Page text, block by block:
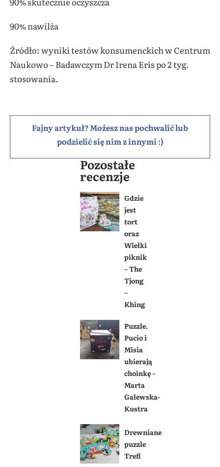
90% nawilża
Źródło: wyniki testów konsumenckich w Centrum
Naukowo – Badawczym Dr Irena Eris po 2 tyg.
stosowania.
Fajny artykuł? Możesz nas pochwalić lub
podzielić się nim z innymi :)
Pozostałe
recenzje
Gdzie
jest
tort
oraz
Wielki
piknik
– The
Tjong
–
Khing
Puzzle.
Pucio i
Misia
ubierają
choinkę –
Marta
Galewska-
Kustra
Drewniane
puzzle
Trefl